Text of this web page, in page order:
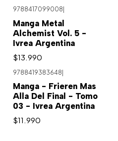
9788417099008
Manga Metal
Alchemist Vol. 5 -
Ivrea Argentina
$13.990
9788419383648
Manga - Frieren Mas
Alla Del Final - Tomo
03 - Ivrea Argentina
$11.990